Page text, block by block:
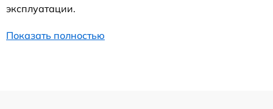
эксплуатации.
Показать полностью